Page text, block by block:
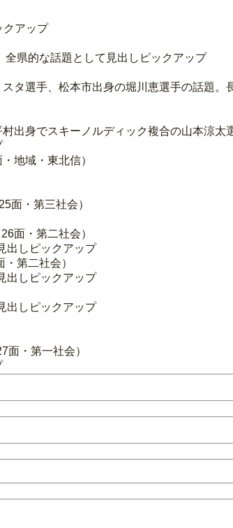
クアップ
県的な話題として見出しピックアップ
タ選手、松本市出身の堀川恵選手の話題。
出身でスキーノルディック複合の山本涼太
地域・東北信）
面・第三社会）
面・第二社会）
出しピックアップ
第二社会）
出しピックアップ
出しピックアップ
面・第一社会）